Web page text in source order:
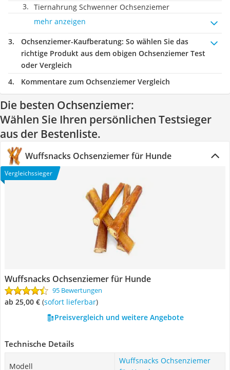
Tiernahrung Schwenner Ochsenziemer
mehr anzeigen
Ochsenziemer-Kaufberatung: So wählen Sie das
richtige Produkt aus dem obigen Ochsenziemer Test
oder Vergleich
Kommentare zum Ochsenziemer Vergleich
Die besten Ochsenziemer:
Wählen Sie Ihren persönlichen Testsieger
aus der Bestenliste.
Wuffsnacks Ochsenziemer für Hunde
Vergleichssieger
Wuffsnacks Ochsenziemer für Hunde
95 Bewertungen
ab 25,00 € ( Sofort lieferbar)
Preisvergleich und weitere Angebote
Technische Details
Modell
Wuffsnacks Ochsenziemer